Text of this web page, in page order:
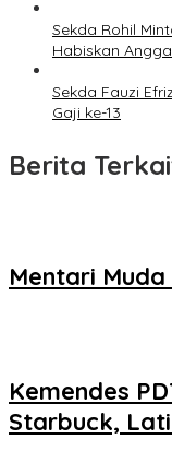
Sekda Rohil
Habiskan
Sekda Fauzi
Gaji ke-13
Berita
Mentari
Kemendes
Starbuck,